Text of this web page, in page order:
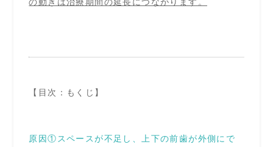
【目次：もくじ】
原因①スペースが不足し、上下の前歯が外側にで